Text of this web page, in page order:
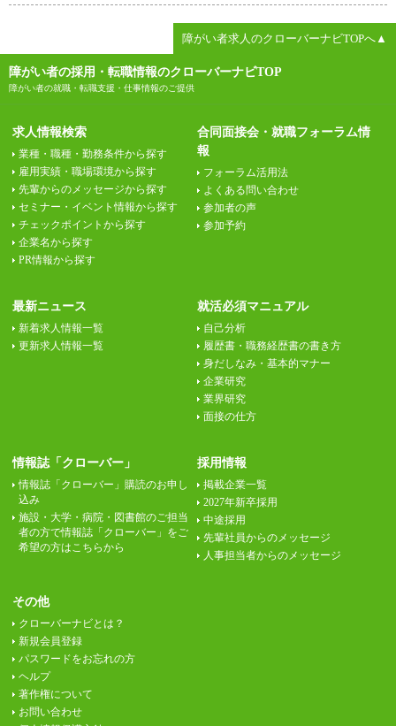
障がい者求人のクローバーナビTOPへ▲
障がい者の採用・転職情報のクローバーナビTOP
障がい者の就職・転職支援・仕事情報のご提供
求人情報検索
業種・職種・勤務条件から探す
雇用実績・職場環境から探す
先輩からのメッセージから探す
セミナー・イベント情報から探す
チェックポイントから探す
企業名から探す
PR情報から探す
合同面接会・就職フォーラム情
報
フォーラム活用法
よくある問い合わせ
参加者の声
参加予約
最新ニュース
新着求人情報一覧
更新求人情報一覧
就活必須マニュアル
自己分析
履歴書・職務経歴書の書き方
身だしなみ・基本的マナー
企業研究
業界研究
面接の仕方
情報誌「クローバー」
情報誌「クローバー」購読のお申し
込み
施設・大学・病院・図書館のご担当
者の方で情報誌「クローバー」をご
希望の方はこちらから
採用情報
掲載企業一覧
2027年新卒採用
中途採用
先輩社員からのメッセージ
人事担当者からのメッセージ
その他
クローバーナビとは？
新規会員登録
パスワードをお忘れの方
ヘルプ
著作権について
お問い合わせ